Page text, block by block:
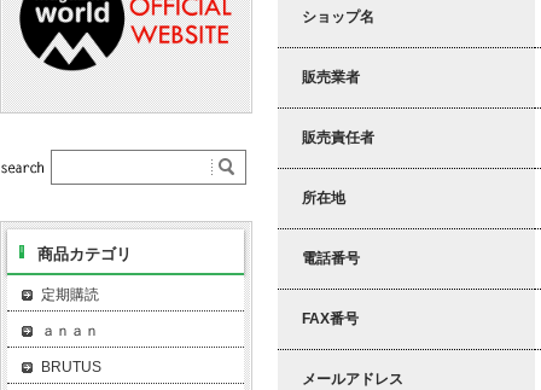
ショップ名
販売業者
販売責任者
所在地
電話番号
FAX番号
メールアドレス
商品カテゴリ
定期購読
ａｎａｎ
BRUTUS